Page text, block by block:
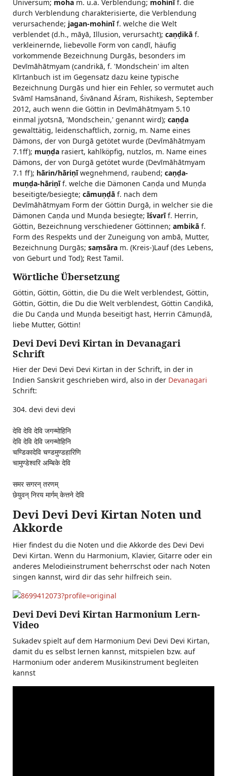
Universum; moha m. u.a. Verblendung; mohinīf. die
durch Verblendung charakterisierte, die Verblendung
verursachende; jagan-mohinīf. welche die Welt
verblendet (d.h., māyā, Illusion, verursacht); caṇḍikā f.
verkleinernde, liebevolle Form von caṇḍī, häufig
vorkommende Bezeichnung Durgās, besonders im
Devīmāhātmyam (candrikā, f. 'Mondschein' im alten
Kīrtanbuch ist im Gegensatz dazu keine typische
Bezeichnung Durgās und hier ein Fehler, so vermutet auch
Svāmī Haṃsānand, Śivānand Āśram, Rishikesh, September
2012, auch wenn die Göttin in Devīmāhātmyam 5.10
einmal jyotsnā, 'Mondschein,' genannt wird); caṇḍa
gewalttätig, leidenschaftlich, zornig, m. Name eines
Dämons, der von Durgā getötet wurde (Devīmāhātmyam
7.1ff); muṇḍa rasiert, kahlköpfig, nutzlos, m. Name eines
Dämons, der von Durgā getötet wurde (Devīmāhātmyam
7.1 ff); hārin/hāriṇīwegnehmend, raubend; caṇḍa-
muṇḍa-hāriṇīf. welche die Dämonen Caṇḍa und Muṇḍa
beseitigte/besiegte; cāmuṇḍā f. nach dem
Devīmāhātmyam Form der Göttin Durgā, in welcher sie die
Dämonen Caṇḍa und Muṇḍa besiegte;īśvarīf. Herrin,
Göttin, Bezeichnung verschiedener Göttinnen; ambikā f.
Form des Respekts und der Zuneigung von ambā, Mutter,
Bezeichnung Durgās; saṃsāra m. (Kreis-)Lauf (des Lebens,
von Geburt und Tod); Rest Tamil.
Wörtliche Übersetzung
Göttin, Göttin, Göttin, die Du die Welt verblendest, Göttin,
Göttin, Göttin, die Du die Welt verblendest, Göttin Caṇḍikā,
die Du Caṇḍa und Muṇḍa beseitigt hast, Herrin Cāmuṇḍā,
liebe Mutter, Göttin!
Devi Devi Devi Kirtan in Devanagari
Schrift
Hier der Devi Devi Devi Kirtan in der Schrift, in der in
Indien Sanskrit geschrieben wird, also in der Devanagari
Schrift:
304. devi devi devi
देवि देवि देवि जगन्मोहिनि
देवि देवि देवि जगन्मोहिनि
चण्डिकादेवि चण्डमुण्डहारिणि
चामुण्डेश्वरि अम्बिके देवि
समर सगरन् तरणम्
छेयुवन् निरय मार्गम् केत्तने देवि
Devi Devi Devi Kirtan Noten und
Akkorde
Hier findest du die Noten und die Akkorde des Devi Devi
Devi Kirtan. Wenn du Harmonium, Klavier, Gitarre oder ein
anderes Melodieinstrument beherrschst oder nach Noten
singen kannst, wird dir das sehr hilfreich sein.
Devi Devi Devi Kirtan Harmonium Lern-
Video
Sukadev spielt auf dem Harmonium Devi Devi Devi Kirtan,
damit du es selbst lernen kannst, mitspielen bzw. auf
Harmonium oder anderem Musikinstrument begleiten
kannst